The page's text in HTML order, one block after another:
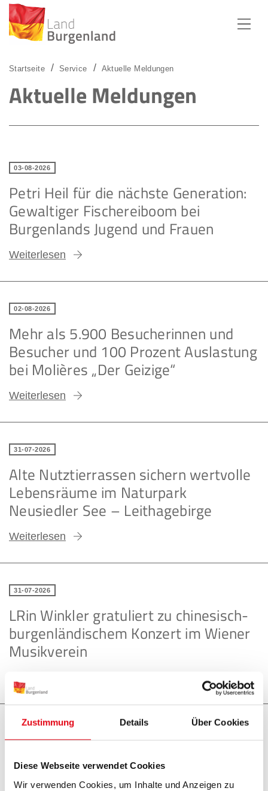
Zustimmung Details Über Cookies
Diese Webseite verwendet Cookies
Wir verwenden Cookies, um Inhalte und Anzeigen zu
Startseite Service Aktuelle Meldungen
Aktuelle Meldungen
03-08-2026
Petri Heil für die nächste Generation:
Gewaltiger Fischereiboom bei
Burgenlands Jugend und Frauen
Weiterlesen
02-08-2026
Mehr als 5.900 Besucherinnen und
Besucher und 100 Prozent Auslastung
bei Molières „Der Geizige“
Weiterlesen
31-07-2026
Alte Nutztierrassen sichern wertvolle
Lebensräume im Naturpark
Neusiedler See – Leithagebirge
Weiterlesen
31-07-2026
LRin Winkler gratuliert zu chinesisch-
burgenländischem Konzert im Wiener
Musikverein
Extreme Waldbrandgefahr durch
anhaltende Hitze und Trockenheit